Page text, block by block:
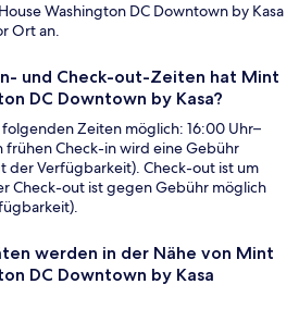
Washington DC Downtown by Kasa
Ort an.
und Check-out-Zeiten hat Mint
DC Downtown by Kasa?
folgenden Zeiten möglich: 16:00 Uhr–
frühen Check-in wird eine Gebühr
der Verfügbarkeit). Check-out ist um
Check-out ist gegen Gebühr möglich
werden in der Nähe von Mint
DC Downtown by Kasa